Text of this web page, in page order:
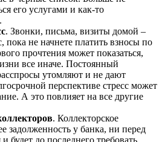
его услугами и как-то
. Звонки, письма, визиты домой –
пока не начнете платить взносы по
прочтения может показаться,
все иначе. Постоянный
утомляют и не дают
перспективе стресс может
А это повлияет на все другие
. Коллекторское
задолженность у банка, ни перед